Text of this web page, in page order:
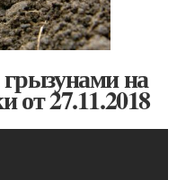
грызунами на
от 27.11.2018